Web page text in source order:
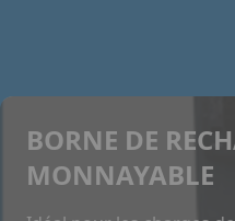
BORNE DE
MONNAYABLE